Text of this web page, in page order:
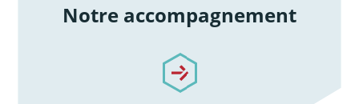
Notre accompagnement
/notre-accompagnement